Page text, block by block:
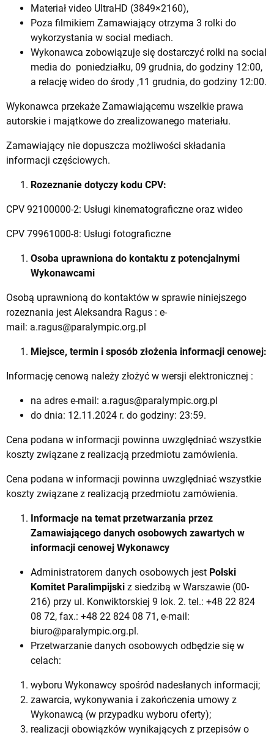
Materiał video UltraHD (3849×2160),
Poza filmikiem Zamawiający otrzyma 3 rolki do
wykorzystania w social mediach.
Wykonawca zobowiązuje się dostarczyć rolki na social
media do poniedziałku, 09 grudnia, do godziny 12:00,
a relację wideo do środy ,11 grudnia, do godziny 12:00.
Wykonawca przekaże Zamawiającemu wszelkie prawa
autorskie i majątkowe do zrealizowanego materiału.
Zamawiający nie dopuszcza możliwości składania
informacji częściowych.
Rozeznanie dotyczy kodu CPV:
CPV 92100000-2: Usługi kinematograficzne oraz wideo
CPV 79961000-8: Usługi fotograficzne
Osoba uprawniona do kontaktu z potencjalnymi
Wykonawcami
Osobą uprawnioną do kontaktów w sprawie niniejszego
rozeznania jest Aleksandra Ragus : e-
mail: a.ragus@paralympic.org.pl
Miejsce, termin i sposób złożenia informacji cenowej:
Informację cenową należy złożyć w wersji elektronicznej :
na adres e-mail: a.ragus@paralympic.org.pl
do dnia: 12.11.2024 r. do godziny: 23:59.
Cena podana w informacji powinna uwzględniać wszystkie
koszty związane z realizacją przedmiotu zamówienia.
Cena podana w informacji powinna uwzględniać wszystkie
koszty związane z realizacją przedmiotu zamówienia.
Informacje na temat przetwarzania przez
Zamawiającego danych osobowych zawartych w
informacji cenowej Wykonawcy
Administratorem danych osobowych jest Polski
Komitet Paralimpijski z siedzibą w Warszawie (00-
216) przy ul. Konwiktorskiej 9 lok. 2. tel.: +48 22 824
08 72, fax.: +48 22 824 08 71, e-mail:
biuro@paralympic.org.pl.
Przetwarzanie danych osobowych odbędzie się w
celach:
wyboru Wykonawcy spośród nadesłanych informacji;
zawarcia, wykonywania i zakończenia umowy z
Wykonawcą (w przypadku wyboru oferty);
realizacji obowiązków wynikających z przepisów o